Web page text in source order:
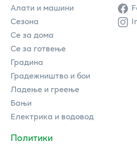
Алати и машини
Сезона
Се за дома
Се за готвење
Градина
Градежништво и бои
Ладење и греење
Бањи
Електрика и водовод
Политики